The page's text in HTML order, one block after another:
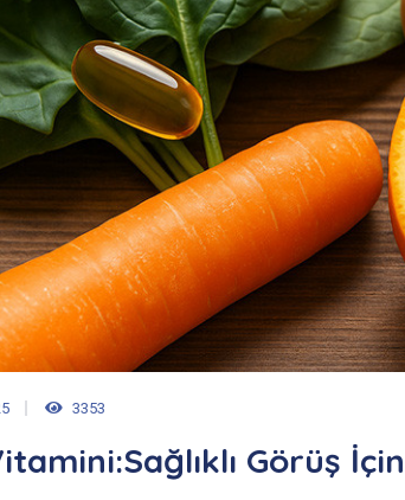
3353
Görüş